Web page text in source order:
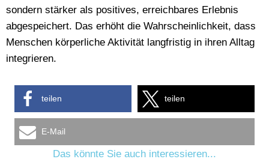
sondern stärker als positives, erreichbares Erlebnis
abgespeichert. Das erhöht die Wahrscheinlichkeit, dass
Menschen körperliche Aktivität langfristig in ihren Alltag
integrieren.
teilen teilen
E-Mail
Das könnte Sie auch interessieren...